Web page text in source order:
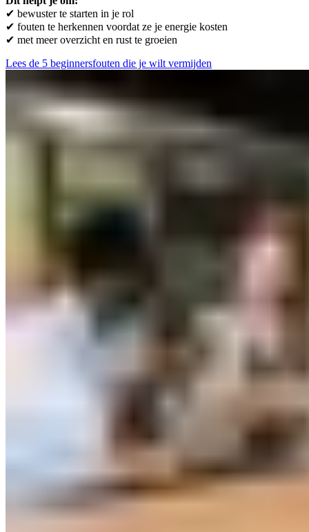
✔ bewuster te starten in je rol
✔ fouten te herkennen voordat ze je energie kosten
✔ met meer overzicht en rust te groeien
Lees de 5 beginnersfouten die je wilt vermijden